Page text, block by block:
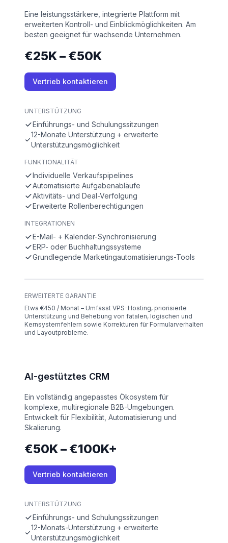
Eine leistungsstärkere, integrierte Plattform mit
erweiterten Kontroll- und Einblickmöglichkeiten. Am
besten geeignet für wachsende Unternehmen.
€25K – €50K
Vertrieb kontaktieren
UNTERSTÜTZUNG
Einführungs- und Schulungssitzungen
12-Monate Unterstützung + erweiterte
Unterstützungsmöglichkeit
FUNKTIONALITÄT
Individuelle Verkaufspipelines
Automatisierte Aufgabenabläufe
Aktivitäts- und Deal-Verfolgung
Erweiterte Rollenberechtigungen
INTEGRATIONEN
E-Mail- + Kalender-Synchronisierung
ERP- oder Buchhaltungssysteme
Grundlegende Marketingautomatisierungs-Tools
ERWEITERTE GARANTIE
Etwa €450 / Monat – Umfasst VPS-Hosting, priorisierte
Unterstützung und Behebung von fatalen, logischen und
Kernsystemfehlern sowie Korrekturen für Formularverhalten
und Layoutprobleme.
AI-gestütztes CRM
Ein vollständig angepasstes Ökosystem für
komplexe, multiregionale B2B-Umgebungen.
Entwickelt für Flexibilität, Automatisierung und
Skalierung.
€50K – €100K+
Vertrieb kontaktieren
UNTERSTÜTZUNG
Einführungs- und Schulungssitzungen
12-Monats-Unterstützung + erweiterte
Unterstützungsmöglichkeit